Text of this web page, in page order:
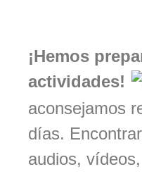
¡Hemos
actividades!
aconsejamos
días.
audios,